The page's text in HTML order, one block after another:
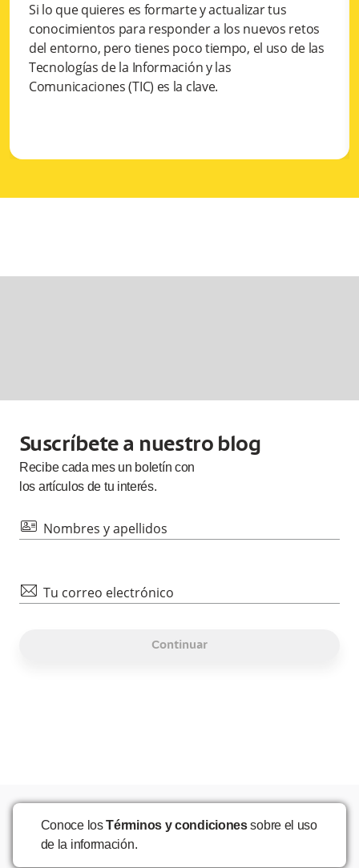
Si lo que quieres es formarte y actualizar tus
conocimientos para responder a los nuevos retos
del entorno, pero tienes poco tiempo, el uso de las
Tecnologías de la Información y las
Comunicaciones (TIC) es la clave.
Suscríbete a nuestro blog
Recibe cada mesun boletín con
los artículos de tu interés.
id Nombres y apellidos
mail Tu correo electrónico
Continuar
Conoce losTérminos y condicionessobre el uso
de la información.